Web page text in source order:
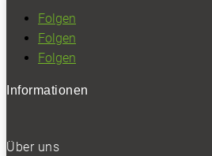
SOCIALS
Folgen
Folgen
Folgen
Folgen
Informationen
Über uns